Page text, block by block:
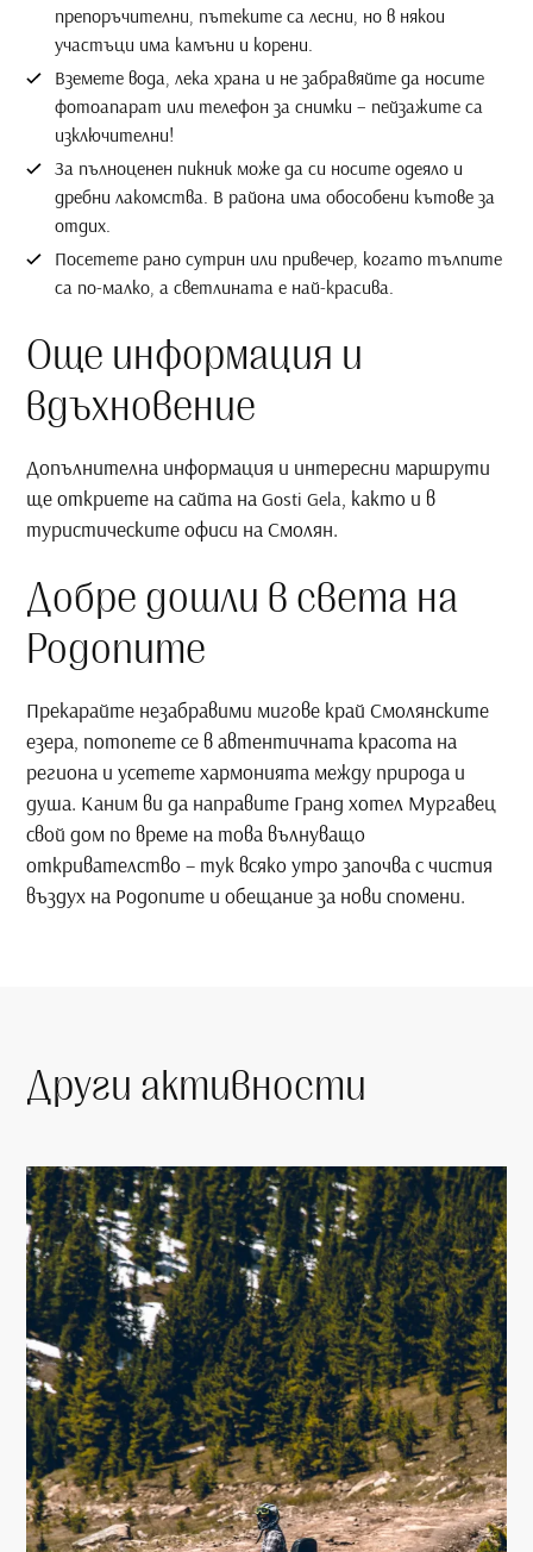
препоръчителни, пътеките са лесни, но в някои
участъци има камъни и корени.
Вземете вода, лека храна и не забравяйте да носите
фотоапарат или телефон за снимки – пейзажите са
изключителни!
За пълноценен пикник може да си носите одеяло и
дребни лакомства. В района има обособени кътове за
отдих.
Посетете рано сутрин или привечер, когато тълпите
са по-малко, а светлината е най-красива.
Още информация и
вдъхновение
Допълнителна информация и интересни маршрути
ще откриете на сайта наGosti Gela , както и в
туристическите офиси на Смолян.
Добре дошли в света на
Родопите
Прекарайте незабравими мигове край Смолянските
езера, потопете се в автентичната красота на
региона и усетете хармонията между природа и
душа. Каним ви да направите Гранд хотел Мургавец
свой дом по време на това вълнуващо
откривателство – тук всяко утро започва с чистия
въздух на Родопите и обещание за нови спомени.
Други активности